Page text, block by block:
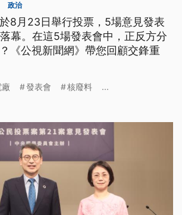
政治
8月23日舉行投票，5場意見發表
幕。在這5場發表會中，正反方分
《公視新聞網》帶您回顧交鋒重
發表會 核廢料 ...